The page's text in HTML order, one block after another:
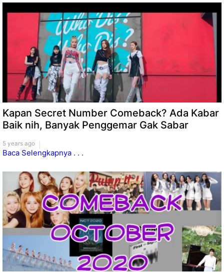
Kapan Secret Number Comeback? Ada Kabar
Baik nih, Banyak Penggemar Gak Sabar
5 years ago
Baca Selengkapnya . . .